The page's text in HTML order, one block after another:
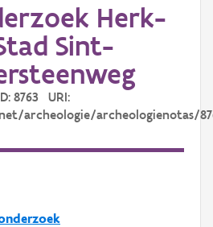
Herk-
Sint-
8763 URI:
archeologie/archeologienotas/